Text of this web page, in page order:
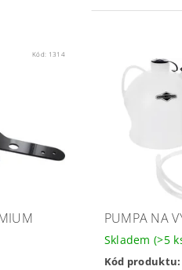
Kód: 1314
PUMPA NA
Skladem(>5
Kód produktu: